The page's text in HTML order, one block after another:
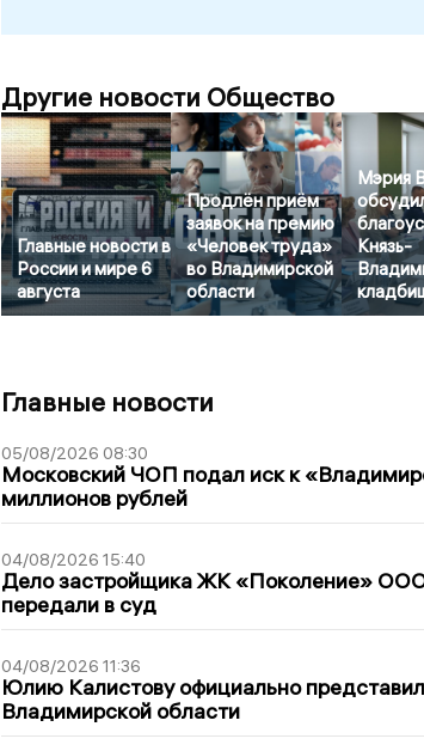
Другие новости Общество
Главные новости в
России и мире 6
августа
Продлён приём
заявок на премию
«Человек труда»
во Владимирской
области
Мэрия
Князь-
Главные новости
05/08/2026 08:30
Московский ЧОП подал иск к
миллионов рублей
04/08/2026 15:40
Дело застройщика ЖК «Поколение»
передали в суд
04/08/2026 11:36
Юлию Калистову официально
Владимирской области